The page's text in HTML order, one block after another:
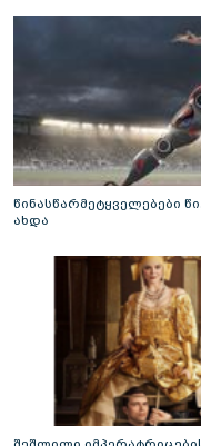
წინასწარმეტყველებები
ახდა